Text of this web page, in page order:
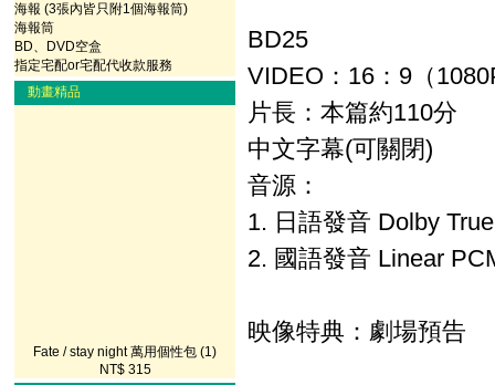
海報 (3張內皆只附1個海報筒)
海報筒
BD、DVD空盒
指定宅配or宅配代收款服務
動畫精品
Fate / stay night 萬用個性包 (1)
NT$ 315
BD25
VIDEO：16：9（
片長：本篇約110分
中文字幕(可關閉)
音源：
1. 日語發音 Dolby
2. 國語發音 Linear
映像特典：劇場預告